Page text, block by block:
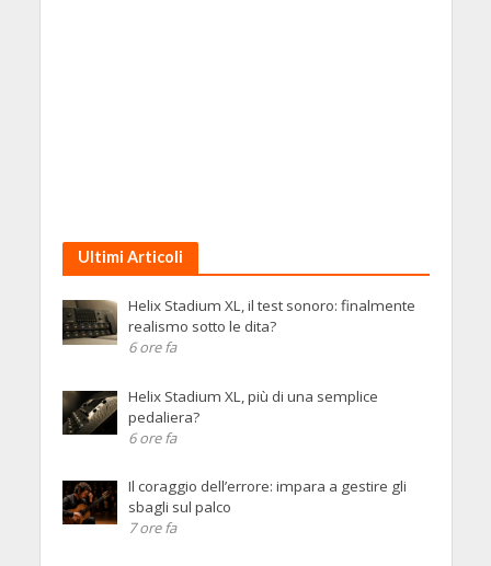
Ultimi Articoli
Helix Stadium XL, il test sonoro: finalmente
realismo sotto le dita?
6 ore fa
Helix Stadium XL, più di una semplice
pedaliera?
6 ore fa
Il coraggio dell’errore: impara a gestire gli
sbagli sul palco
7 ore fa